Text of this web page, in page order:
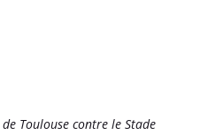
Toulouse contre le Stade